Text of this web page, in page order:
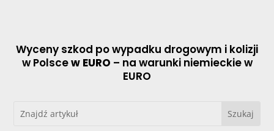
Wyceny szkod po wypadku drogowym i kolizji
w Polscew EURO – na warunki niemieckie w
EURO